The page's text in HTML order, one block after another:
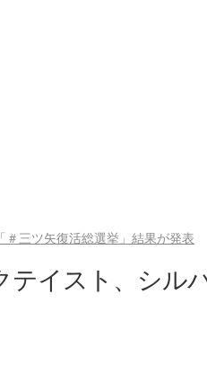
三ツ矢復活総選挙」結果が発表
テイスト、シル